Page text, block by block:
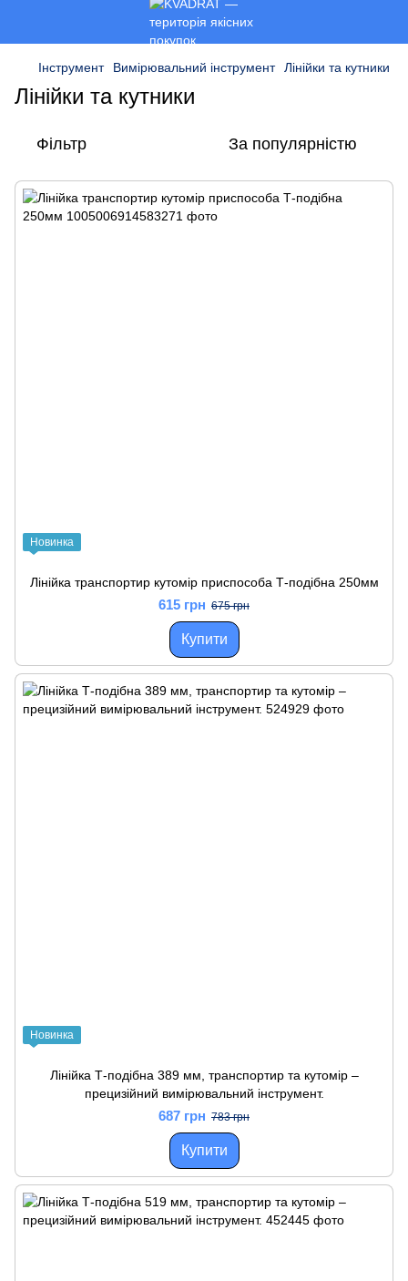
Інструмент Вимірювальний інструмент Лінійки та кутники
Лінійки та кутники
Фільтр За популярністю
Новинка
Лінійка транспортир кутомір приспособа Т-подібна 250мм
615 грн 675 грн
Купити
Новинка
Лінійка Т-подібна 389 мм, транспортир та кутомір –
прецизійний вимірювальний інструмент.
687 грн 783 грн
Купити